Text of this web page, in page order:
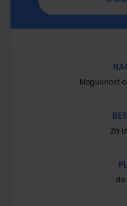
Mogućnost
Za
do